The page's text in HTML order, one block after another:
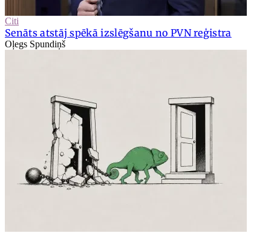
Citi
Senāts atstāj spēkā izslēgšanu no PVN reģistra
Oļegs Spundiņš